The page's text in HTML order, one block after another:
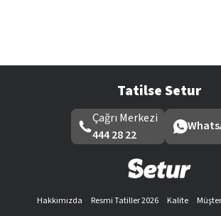
Tatilse Setur
Çağrı Merkezi
444 28 22
Hakkımızda Resmi Tatiller 2026 Kalite